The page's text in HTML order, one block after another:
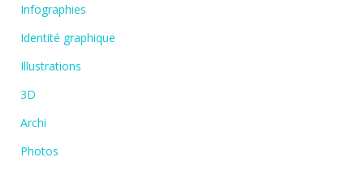
Infographies
Identité graphique
Illustrations
3D
Archi
Photos